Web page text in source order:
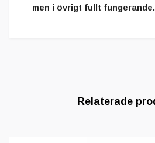
men i övrigt fullt fungerande.